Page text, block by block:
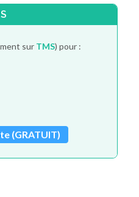
sur TMS) pour :
(GRATUIT)